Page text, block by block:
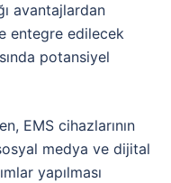
avantajlardan
entegre edilecek
potansiyel
EMS cihazlarının
medya ve dijital
yapılması